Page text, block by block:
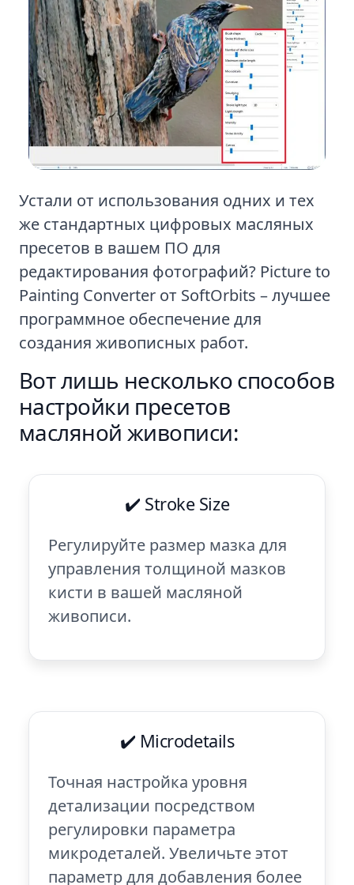
Устали от использования одних и тех
же стандартных цифровых масляных
пресетов в вашем ПО для
редактирования фотографий? Picture to
Painting Converter от SoftOrbits – лучшее
программное обеспечение для
создания живописных работ.
Вот лишь несколько способов
настройки пресетов
масляной живописи:
✔️ Stroke Size
Регулируйте размер мазка для
управления толщиной мазков
кисти в вашей масляной
живописи.
✔️ Microdetails
Точная настройка уровня
детализации посредством
регулировки параметра
микродеталей. Увеличьте этот
параметр для добавления более